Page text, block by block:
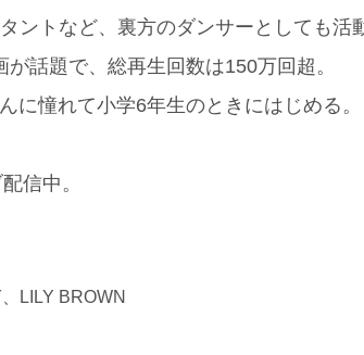
ントなど、裏方のダンサーとしても活
話題で、総再生回数は150万回超。
に憧れて小学6年生のときにはじめる。
信中。
LILY BROWN